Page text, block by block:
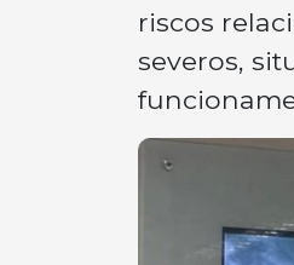
riscos
severos,